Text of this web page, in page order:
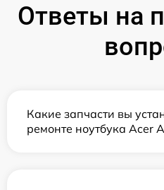
Ответы на
Какие запчасти вы
ремонте ноутбука Acer